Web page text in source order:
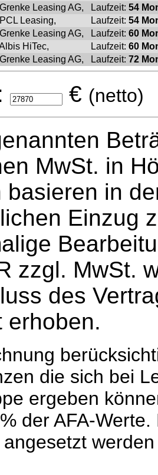
Leasing AG, Laufzeit: 54
Leasing, Laufzeit: 54
Leasing AG, Laufzeit: 60
HiTec, Laufzeit: 60
Leasing AG, Laufzeit: 72
€
MwSt. in
basieren in
Einzug
zzgl. MwSt.
des
erhoben.
die sich bei
ergeben
der AFA-